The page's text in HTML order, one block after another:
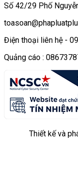
Số 42/29 Phố
Điện thoại liên hệ -
Quảng cáo :
Thiết kế và